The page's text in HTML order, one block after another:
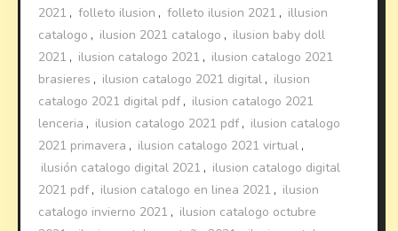
2021 , folleto ilusion , folleto ilusion 2021 , illusion
catalogo , ilusion 2021 catalogo , ilusion baby doll
2021 , ilusion catalogo 2021 , ilusion catalogo 2021
brasieres , ilusion catalogo 2021 digital , ilusion
catalogo 2021 digital pdf , ilusion catalogo 2021
lenceria , ilusion catalogo 2021 pdf , ilusion catalogo
2021 primavera , ilusion catalogo 2021 virtual ,
ilusión catalogo digital 2021 , ilusion catalogo digital
2021 pdf , ilusion catalogo en linea 2021 , ilusion
catalogo invierno 2021 , ilusion catalogo octubre